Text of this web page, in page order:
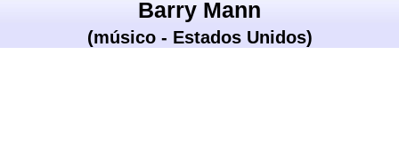
Barry Mann
(músico - Estados Unidos)